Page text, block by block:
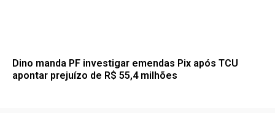
Dino manda PF investigar emendas Pix após TCU
apontar prejuízo de R$ 55,4 milhões